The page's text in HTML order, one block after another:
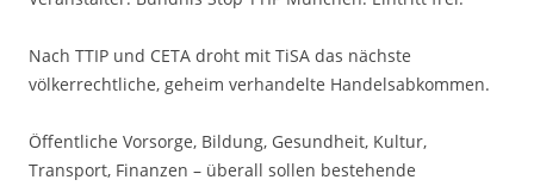
Nach TTIP und CETA droht mit TiSA das nächste
völkerrechtliche, geheim verhandelte Handelsabkommen.
Öffentliche Vorsorge, Bildung, Gesundheit, Kultur,
Transport, Finanzen – überall sollen bestehende